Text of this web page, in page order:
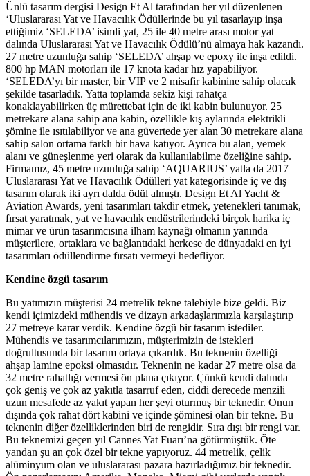
Ünlü tasarım dergisi Design Et Al tarafından her yıl düzenlenen
‘Uluslararası Yat ve Havacılık Ödüllerinde bu yıl tasarlayıp inşa
ettiğimiz ‘SELEDA’ isimli yat, 25 ile 40 metre arası motor yat
dalında Uluslararası Yat ve Havacılık Ödülü’nü almaya hak kazandı.
27 metre uzunluğa sahip ‘SELEDA’ ahşap ve epoxy ile inşa edildi.
800 hp MAN motorları ile 17 knota kadar hız yapabiliyor.
‘SELEDA’yı bir master, bir VIP ve 2 misafir kabinine sahip olacak
şekilde tasarladık. Yatta toplamda sekiz kişi rahatça
konaklayabilirken üç mürettebat için de iki kabin bulunuyor. 25
metrekare alana sahip ana kabin, özellikle kış aylarında elektrikli
şömine ile ısıtılabiliyor ve ana güvertede yer alan 30 metrekare alana
sahip salon ortama farklı bir hava katıyor. Ayrıca bu alan, yemek
alanı ve güneşlenme yeri olarak da kullanılabilme özeliğine sahip.
Firmamız, 45 metre uzunluğa sahip ‘AQUARIUS’ yatla da 2017
Uluslararası Yat ve Havacılık Ödülleri yat kategorisinde iç ve dış
tasarım olarak iki ayrı dalda ödül almıştı. Design Et Al Yacht &
Aviation Awards, yeni tasarımları takdir etmek, yetenekleri tanımak,
fırsat yaratmak, yat ve havacılık endüstrilerindeki birçok harika iç
mimar ve ürün tasarımcısına ilham kaynağı olmanın yanında
müşterilere, ortaklara ve bağlantıdaki herkese de dünyadaki en iyi
tasarımları ödüllendirme fırsatı vermeyi hedefliyor.
Kendine özgü tasarım
Bu yatımızın müşterisi 24 metrelik tekne talebiyle bize geldi. Biz
kendi içimizdeki mühendis ve dizayn arkadaşlarımızla karşılaştırıp
27 metreye karar verdik. Kendine özgü bir tasarım istediler.
Mühendis ve tasarımcılarımızın, müşterimizin de istekleri
doğrultusunda bir tasarım ortaya çıkardık. Bu teknenin özelliği
ahşap lamine epoksi olmasıdır. Teknenin ne kadar 27 metre olsa da
32 metre rahatlığı vermesi ön plana çıkıyor. Çünkü kendi dalında
çok geniş ve çok az yakıtla tasarruf eden, ciddi derecede menzili
uzun mesafede az yakıt yapan her şeyi oturmuş bir teknedir. Onun
dışında çok rahat dört kabini ve içinde şöminesi olan bir tekne. Bu
teknenin diğer özelliklerinden biri de rengidir. Sıra dışı bir rengi var.
Bu teknemizi geçen yıl Cannes Yat Fuarı’na götürmüştük. Öte
yandan şu an çok özel bir tekne yapıyoruz. 44 metrelik, çelik
alüminyum olan ve uluslararası pazara hazırladığımız bir teknedir.